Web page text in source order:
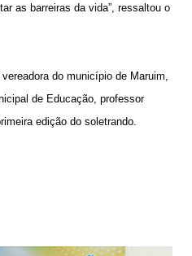
as barreiras da vida”, ressaltou o
do município de Maruim,
de Educação, professor
edição do soletrando.